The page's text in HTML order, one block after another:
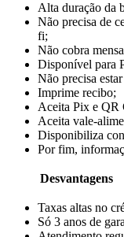
Alta duração da
Não precisa de
fi;
Não cobra
Disponível para
Não precisa
Imprime recibo;
Aceita Pix e QR
Aceita vale-
Disponibiliza
Por fim,
Desvantagens
Taxas altas no
Só 3 anos de